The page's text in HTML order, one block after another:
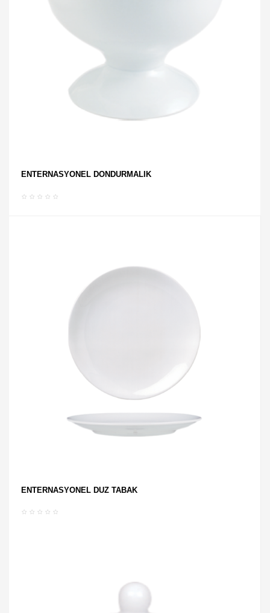
ENTERNASYONEL DONDURMALIK
ENTERNASYONEL DÜZ TABAK